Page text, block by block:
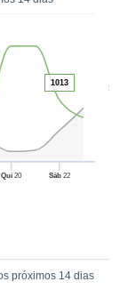
50
Qui 20 Sáb22
1013
próximos 14 dias